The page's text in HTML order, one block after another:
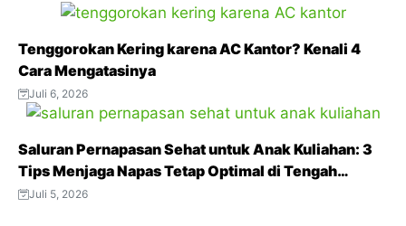
p
m
s
Tenggorokan Kering karena AC Kantor? Kenali 4
Cara Mengatasinya
Juli 6, 2026
Saluran Pernapasan Sehat untuk Anak Kuliahan: 3
Tips Menjaga Napas Tetap Optimal di Tengah
Aktivitas Padat
Juli 5, 2026